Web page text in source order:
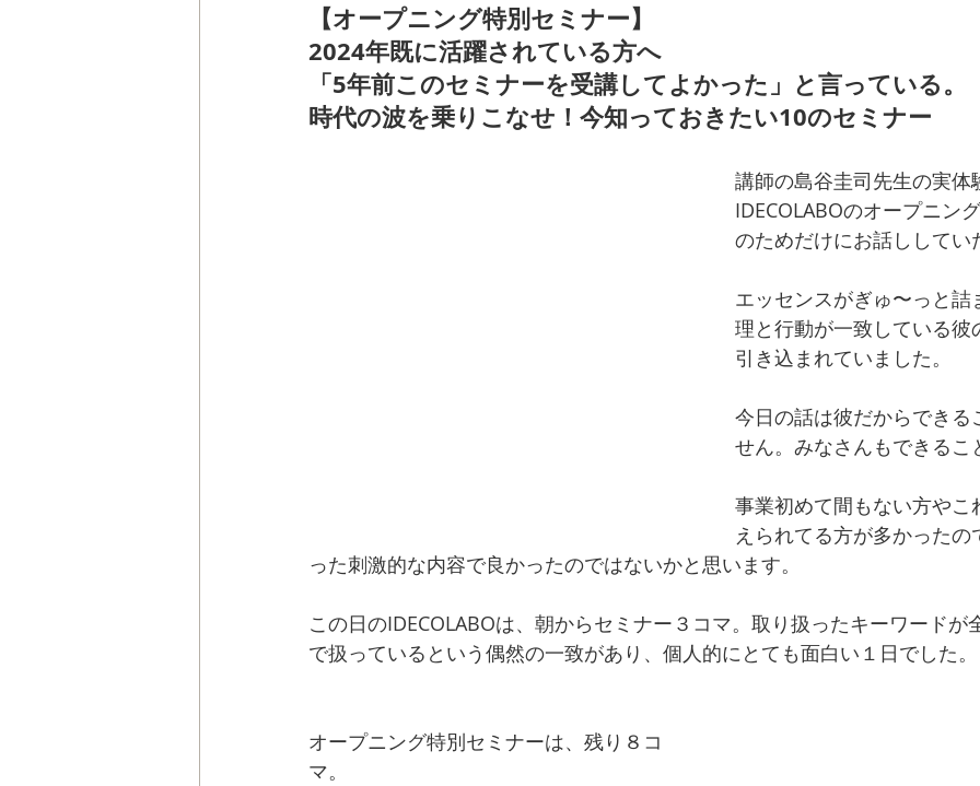
【オープニング特別セミナー】
2024年既に活躍されている方へ
「5年前このセミナーを受講してよかった」と言っている。
時代の波を乗りこなせ！今知っておきたい10のセミナー
講師の島谷圭司先生の実体
IDECOLABOのオープニン
のためだけにお話ししてい
エッセンスがぎゅ〜っと詰
理と行動が一致している彼
引き込まれていました。
今日の話は彼だからできる
せん。みなさんもできるこ
事業初めて間もない方やこ
えられてる方が多かったの
った刺激的な内容で良かったのではないかと思います。
この日のIDECOLABOは、朝からセミナー３コマ。取り扱ったキーワードが
で扱っているという偶然の一致があり、個人的にとても面白い１日でした。
オープニング特別セミナーは、残り８コ
マ。